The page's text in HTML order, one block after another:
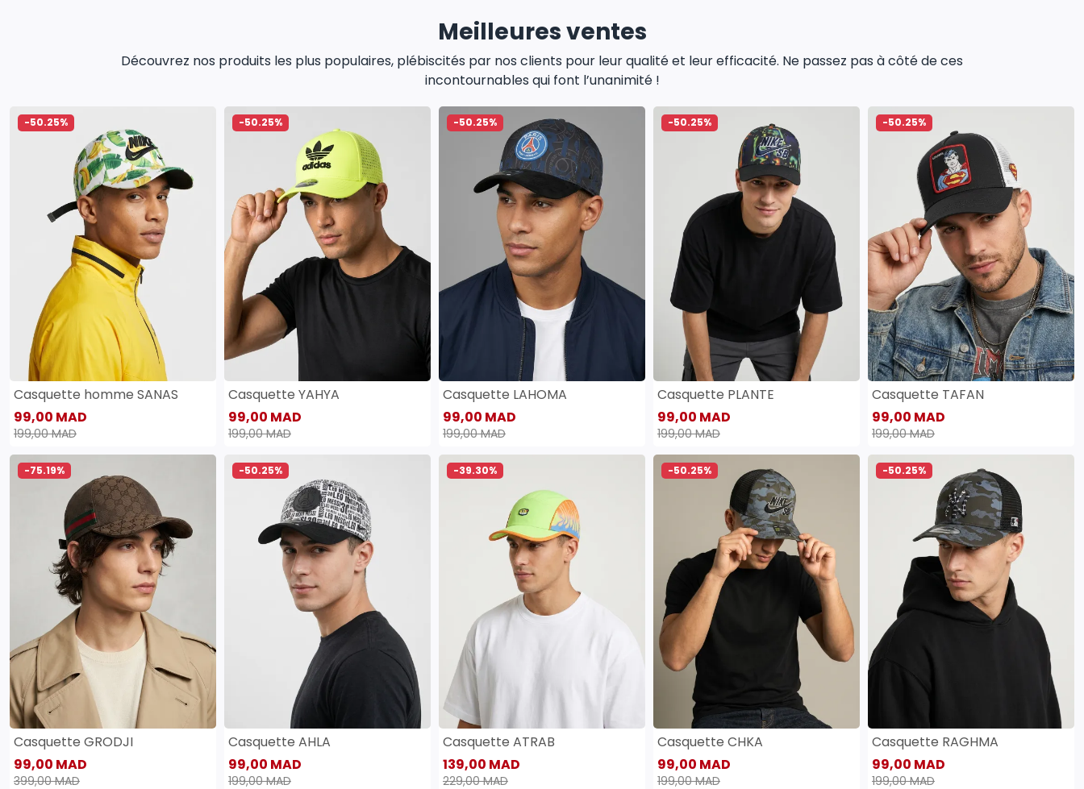
Meilleures ventes
Découvrez nos produits les plus populaires, plébiscités par nos clients pour leur qualité et leur efficacité. Ne passez pas à côté de ces
incontournables qui font l’unanimité !
-50.25%
Casquette homme SANAS
99,00 MAD
199,00 MAD
-50.25%
Casquette YAHYA
99,00 MAD
199,00 MAD
-50.25%
Casquette LAHOMA
99,00 MAD
199,00 MAD
-50.25%
Casquette PLANTE
99,00 MAD
199,00 MAD
-50.25%
Casquette TAFAN
99,00 MAD
199,00 MAD
-75.19%
Casquette GRODJI
99,00 MAD
399,00 MAD
-50.25%
Casquette AHLA
99,00 MAD
199,00 MAD
-39.30%
Casquette ATRAB
139,00 MAD
229,00 MAD
-50.25%
Casquette CHKA
99,00 MAD
199,00 MAD
-50.25%
Casquette RAGHMA
99,00 MAD
199,00 MAD